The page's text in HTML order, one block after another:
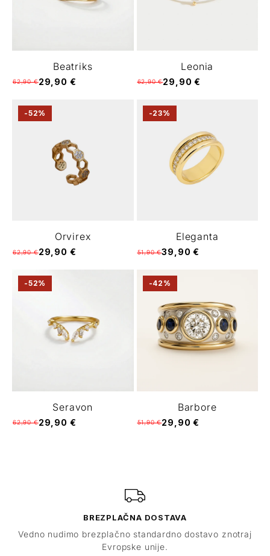
Beatriks
62,90 €29,90 €
Leonia
62,90 €29,90 €
-52%
Orvirex
62,90 €29,90 €
-23%
Eleganta
51,90 €39,90 €
-52%
Seravon
62,90 €29,90 €
-42%
Barbore
51,90 €29,90 €
BREZPLAČNA DOSTAVA
Vedno nudimo brezplačno standardno dostavo znotraj
Evropske unije.